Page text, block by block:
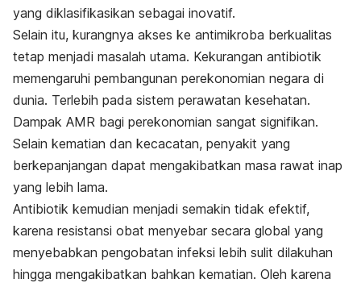
yang diklasifikasikan sebagai inovatif.
Selain itu, kurangnya akses ke antimikroba berkualitas
tetap menjadi masalah utama. Kekurangan antibiotik
memengaruhi pembangunan perekonomian negara di
dunia. Terlebih pada sistem perawatan kesehatan.
Dampak AMR bagi perekonomian sangat signifikan.
Selain kematian dan kecacatan, penyakit yang
berkepanjangan dapat mengakibatkan masa rawat inap
yang lebih lama.
Antibiotik kemudian menjadi semakin tidak efektif,
karena resistansi obat menyebar secara global yang
menyebabkan pengobatan infeksi lebih sulit dilakuhan
hingga mengakibatkan bahkan kematian. Oleh karena